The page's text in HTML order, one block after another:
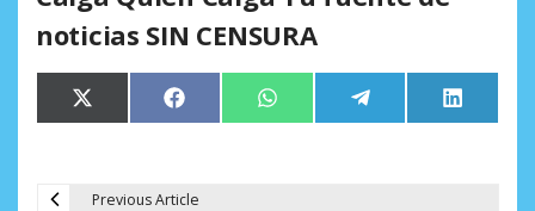
noticias SIN CENSURA
Compartir
en
X
(Twitter)
Compartir
en
Facebook Compartir
en
WhatsApp Compartir
en
Telegram
en
LinkedIn
Previous Article